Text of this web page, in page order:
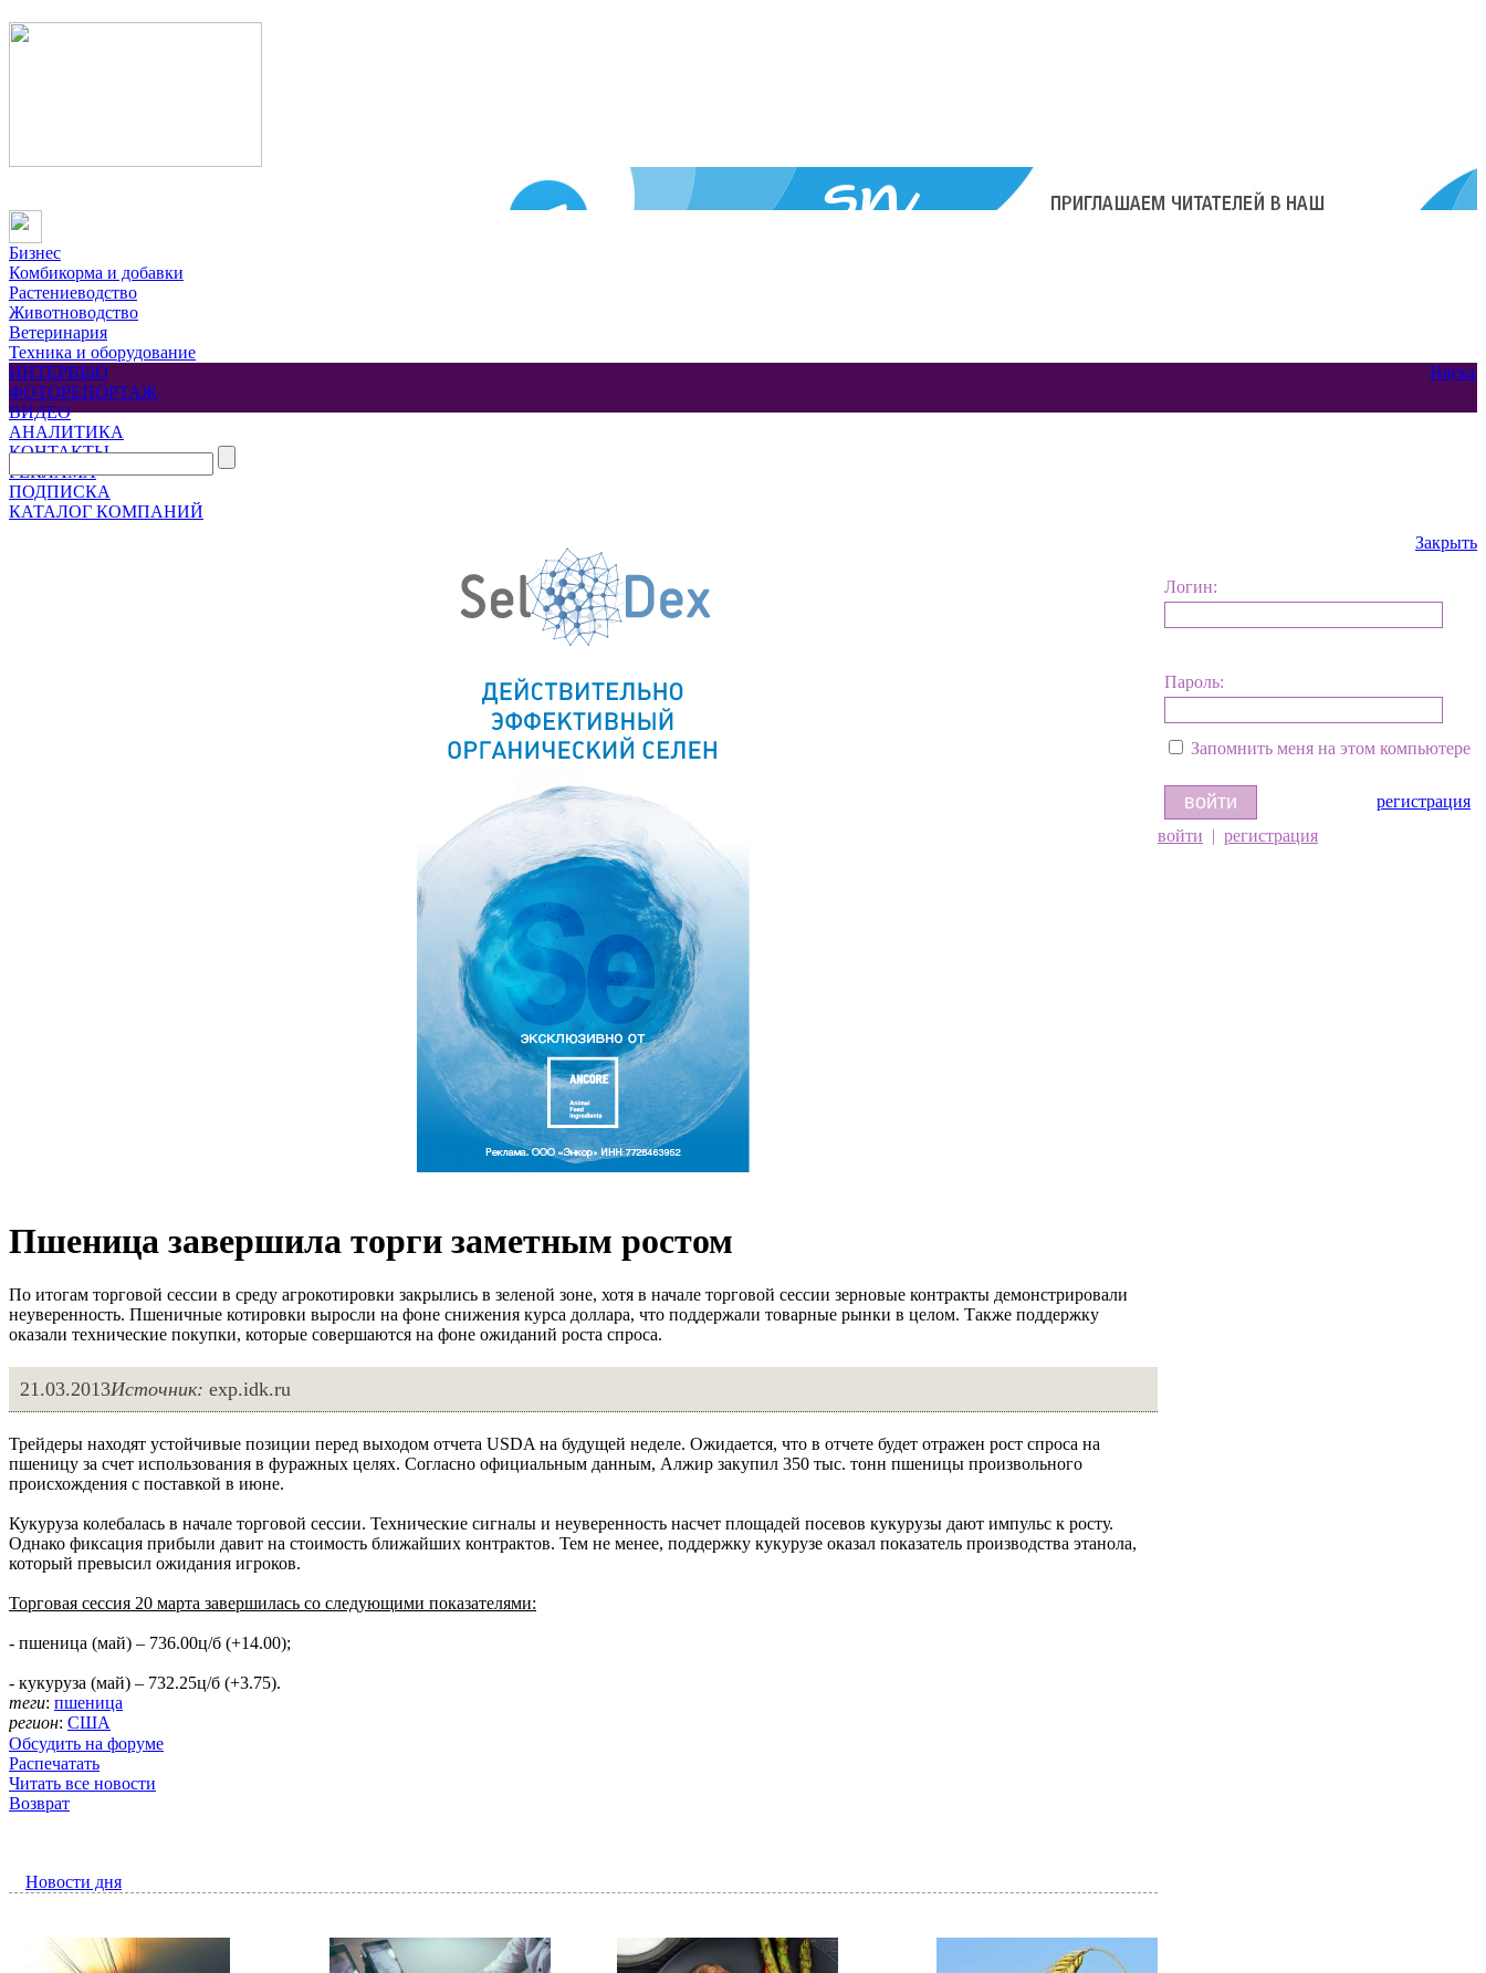
Бизнес
Комбикорма и добавки
Растениеводство
Животноводство
Ветеринария
Техника и оборудование
Наука
ИНТЕРВЬЮ
ФОТОРЕПОРТАЖ
ВИДЕО
АНАЛИТИКА
КОНТАКТЫ
РЕКЛАМА
ПОДПИСКА
КАТАЛОГ КОМПАНИЙ
Закрыть
Логин:
Пароль:
Запомнить меня на этом компьютере
регистрация
войти | регистрация
Пшеница завершила торги заметным ростом
По итогам торговой сессии в среду агрокотировки закрылись в зеленой зоне, хотя в начале торговой сессии зерновые контракты демонстрировали
неуверенность. Пшеничные котировки выросли на фоне снижения курса доллара, что поддержали товарные рынки в целом. Также поддержку
оказали технические покупки, которые совершаются на фоне ожиданий роста спроса.
21.03.2013Источник: exp.idk.ru
Трейдеры находят устойчивые позиции перед выходом отчета USDA на будущей неделе. Ожидается, что в отчете будет отражен рост спроса на
пшеницу за счет использования в фуражных целях. Согласно официальным данным, Алжир закупил 350 тыс. тонн пшеницы произвольного
происхождения с поставкой в июне.
Кукуруза колебалась в начале торговой сессии. Технические сигналы и неуверенность насчет площадей посевов кукурузы дают импульс к росту.
Однако фиксация прибыли давит на стоимость ближайших контрактов. Тем не менее, поддержку кукурузе оказал показатель производства этанола,
который превысил ожидания игроков.
Торговая сессия 20 марта завершилась со следующими показателями:
- пшеница (май) – 736.00ц/б (+14.00);
- кукуруза (май) – 732.25ц/б (+3.75).
теги: пшеница
регион: США
Обсудить на форуме
Распечатать
Читать все новости
Возврат
Новости дня